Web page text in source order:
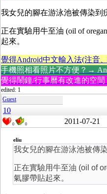
我女兒的腳在游泳池被傳染到
正在實驗用牛至油 (oil of
起來。
覺得Android中文輸入法(注音
手機照相看照片不方便？→
覺得鬧鐘/行事曆有改進的空
edited: 1
Guest
10
0 0 2011-07-21
eliu
我女兒的腳在游泳池被傳染
正在實驗用牛至油 (oil of
氣膠帶貼起來。